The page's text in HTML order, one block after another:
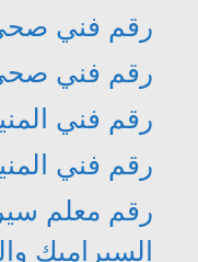
رقم فني
رقم فني
رقم فني
رقم فني
رقم معلم
السيراميك